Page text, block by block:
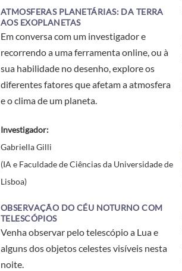
ATMOSFERAS PLANETÁRIAS: DA TERRA
AOS EXOPLANETAS
Em conversa com um investigador e
recorrendo a uma ferramenta online, ou à
sua habilidade no desenho, explore os
diferentes fatores que afetam a atmosfera
e o clima de um planeta.
Investigador:
Gabriella Gilli
(IA e Faculdade de Ciências da Universidade de
Lisboa)
OBSERVAÇÃO DO CÉU NOTURNO COM
TELESCÓPIOS
Venha observar pelo telescópio a Lua e
alguns dos objetos celestes visíveis nesta
noite.